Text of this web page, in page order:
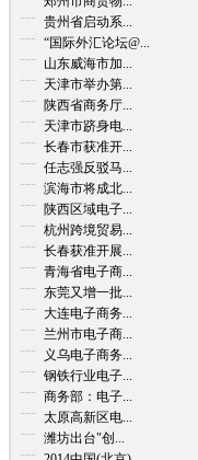
贵州省启动系...
“国际外汇论坛@...
山东威海市加...
天津市举办第...
陕西省商务厅...
天津市跻身电...
长春市获准开...
任志强反驳马...
滨海市将成北...
陕西区域电子...
杭州跨境贸易...
长春获准开展...
青海省电子商...
东莞又增一批...
大连电子商务...
兰州市电子商...
义乌电子商务...
钢铁行业电子...
商务部：电子...
太原高新区电...
潍坊出台"创...